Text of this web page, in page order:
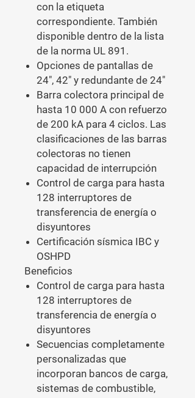
con la etiqueta
correspondiente. También
disponible dentro de la lista
de la norma UL 891.
Opciones de pantallas de
24", 42" y redundante de 24"
Barra colectora principal de
hasta 10 000 A con refuerzo
de 200 kA para 4 ciclos. Las
clasificaciones de las barras
colectoras no tienen
capacidad de interrupción
Control de carga para hasta
128 interruptores de
transferencia de energía o
disyuntores
Certificación sísmica IBC y
OSHPD
Beneficios
Control de carga para hasta
128 interruptores de
transferencia de energía o
disyuntores
Secuencias completamente
personalizadas que
incorporan bancos de carga,
sistemas de combustible,